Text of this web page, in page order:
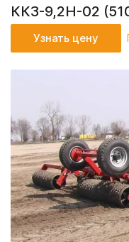
ККЗ-9,2Н-02
Узнать цену